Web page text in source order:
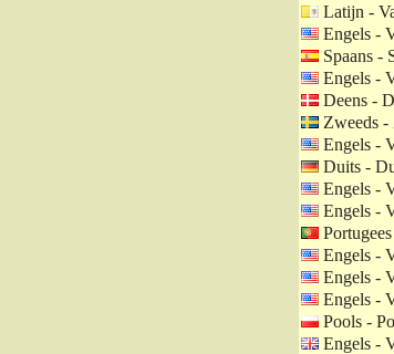
Latijn -
Engels -
Spaans -
Engels -
Deens -
Zweeds -
Engels -
Duits -
Engels -
Engels -
Engels -
Engels -
Engels -
Pools -
Engels -